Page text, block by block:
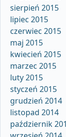
sierpień 2015
lipiec 2015
czerwiec 2015
maj 2015
kwiecień 2015
marzec 2015
luty 2015
styczeń 2015
grudzień 2014
listopad 2014
październik